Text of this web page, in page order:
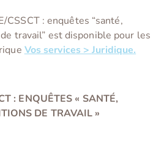
CSSCT : enquêtes “santé,
travail” est disponible pour les
Vos services > Juridique.
: ENQUÊTES « SANTÉ,
DE TRAVAIL »